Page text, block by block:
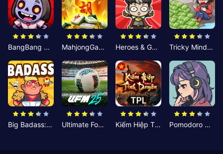
BangBang Zombies:Chiến Shelter MahjongGame Heroes & Gear? Yoink! Tricky Minds: Brainy Puzzle
Big Badass: Game AFK Idle RPG Ultimate Football Manager Kiếm Hiệp Tình Duyên Pomodoro Nhỏ: Giờ Tập Trung